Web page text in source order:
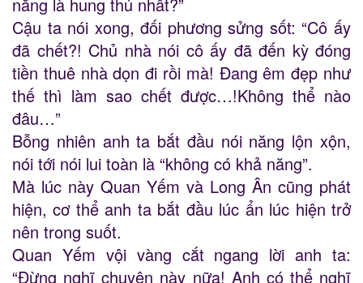
Cậu ta nói xong, đối phương sửng sốt: “Cô ấy
đã chết?! Chủ nhà nói cô ấy đã đến kỳ đóng
tiền thuê nhà dọn đi rồi mà! Đang êm đẹp như
thế thì làm sao chết được…!Không thể nào
đâu…”
Bỗng nhiên anh ta bắt đầu nói năng lộn xộn,
nói tới nói lui toàn là “không có khả năng”.
Mà lúc này Quan Yếm và Long Ân cũng phát
hiện, cơ thể anh ta bắt đầu lúc ẩn lúc hiện trở
nên trong suốt.
Quan Yếm vội vàng cắt ngang lời anh ta:
“Đừng nghĩ chuyện này nữa! Anh có thể nghĩ